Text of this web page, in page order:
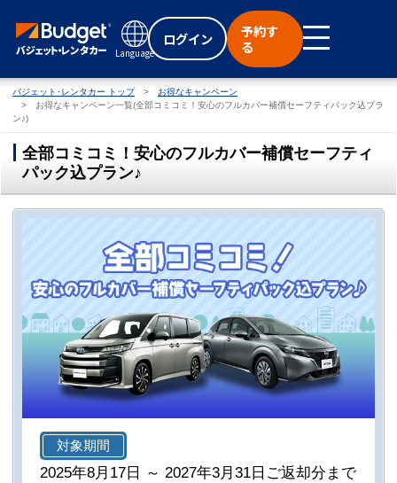
Language
ログイン
予約す
る
バジェット･レンタカー トップ
お得なキャンペーン
お得なキャンペーン一覧(全部コミコミ！安心のフルカバー補償セーフティパック込プラ
ン♪)
全部コミコミ！安心のフルカバー補償セーフティ
パック込プラン♪
対象期間
2025年8月17日 ～ 2027年3月31日ご返却分まで